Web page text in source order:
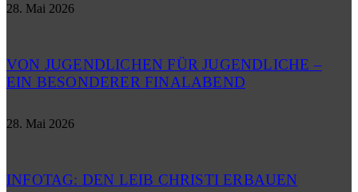
28. Mai 2026
VON JUGENDLICHEN FÜR JUGENDLICHE –
EIN BESONDERER FINALABEND
28. Mai 2026
INFOTAG: DEN LEIB CHRISTI ERBAUEN